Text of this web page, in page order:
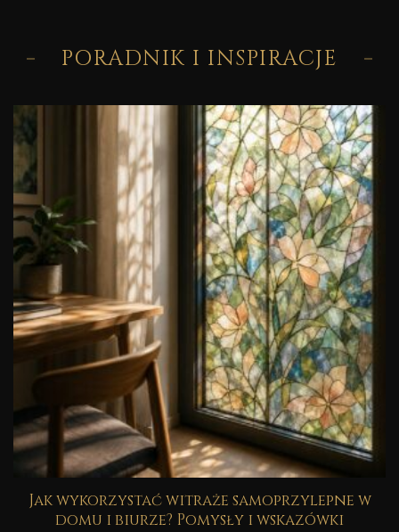
PORADNIK I INSPIRACJE
Jak wykorzystać witraże samoprzylepne w
domu i biurze? Pomysły i wskazówki